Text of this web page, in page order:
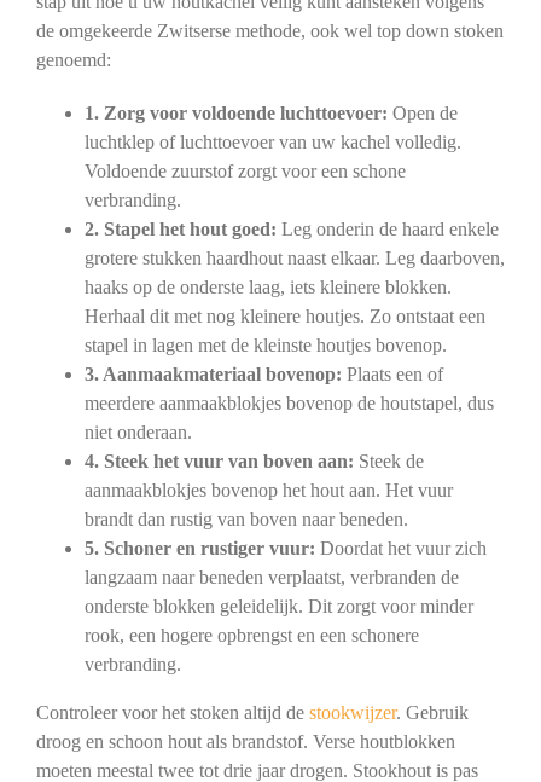
de omgekeerde Zwitserse methode, ook wel top down stoken
genoemd:
1. Zorg voor voldoende luchttoevoer: Open de
luchtklep of luchttoevoer van uw kachel volledig.
Voldoende zuurstof zorgt voor een schone
verbranding.
2. Stapel het hout goed: Leg onderin de haard enkele
grotere stukken haardhout naast elkaar. Leg daarboven,
haaks op de onderste laag, iets kleinere blokken.
Herhaal dit met nog kleinere houtjes. Zo ontstaat een
stapel in lagen met de kleinste houtjes bovenop.
3. Aanmaakmateriaal bovenop: Plaats een of
meerdere aanmaakblokjes bovenop de houtstapel, dus
niet onderaan.
4. Steek het vuur van boven aan: Steek de
aanmaakblokjes bovenop het hout aan. Het vuur
brandt dan rustig van boven naar beneden.
5. Schoner en rustiger vuur: Doordat het vuur zich
langzaam naar beneden verplaatst, verbranden de
onderste blokken geleidelijk. Dit zorgt voor minder
rook, een hogere opbrengst en een schonere
verbranding.
Controleer voor het stoken altijd de stookwijzer. Gebruik
droog en schoon hout als brandstof. Verse houtblokken
moeten meestal twee tot drie jaar drogen. Stookhout is pas